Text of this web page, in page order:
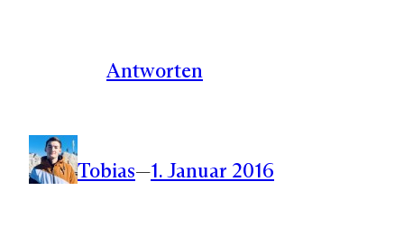
Antworten
Tobias—1. Januar 2016